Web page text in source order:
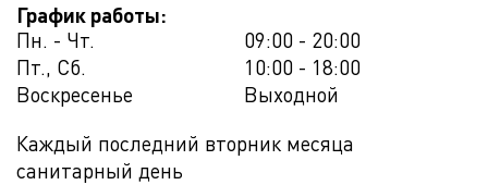
График работы:
Пн. - Чт.
09:00 - 20:00
Пт., Сб.
10:00 - 18:00
Воскресенье
Выходной
Каждый последний вторник месяца
санитарный день